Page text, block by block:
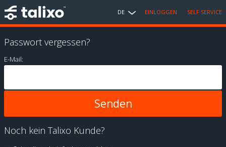
DE EINLOGGEN SELF SERVICE
Passwort vergessen?
E-Mail:
Noch kein Talixo Kunde?